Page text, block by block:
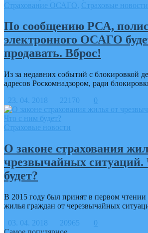
Страхование ОСАГО, Страховые новости
По сообщению РСА,
электронного ОСАГО
продавать. Вброс!
Из за недавних событий с блокировкой
адресов Роскомнадзором, ради
23. 04. 2018
22170 0
Страховые новости
О законе страхования
чрезвычайных ситуаций.
будет?
В 2015 году был принят в первом чтении
жилья граждан от черезвычайных
03. 04. 2018
20965
0